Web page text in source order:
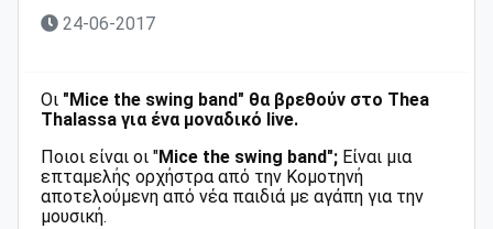
24-06-2017
Oι "Mice the swing band" θα βρεθούν στο Thea
Thalassa για ένα μοναδικό live.
Ποιοι είναι οι "Mice the swing band"; Eίναι μια
επταμελής ορχήστρα από την Κομοτηνή
αποτελούμενη από νέα παιδιά με αγάπη για την
μουσική.